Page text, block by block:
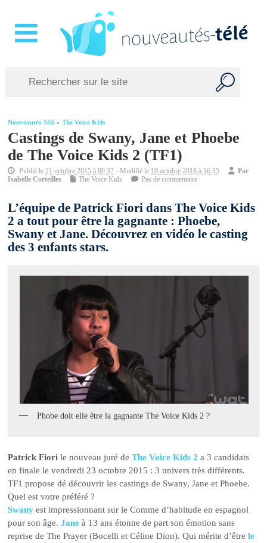
Nouveautés Télé »The Voice Kids
Castings de Swany, Jane et Phoebe
de The Voice Kids 2 (TF1)
Publié le21 octobre 2015 à 09:37 - Modifié le 10 octobre 2018 à 16:15
Par
Isabelle Corteilles
The Voice Kids Pas de commentaire
L’équipe de Patrick Fiori dans The Voice Kids
2 a tout pour être la gagnante : Phoebe,
Swany et Jane. Découvrez en vidéo le casting
des 3 enfants stars.
Phobe doit elle être la gagnante The Voice Kids 2 ?
Patrick Fiori le nouveau juré deThe Voice Kids 2 a 3 candidats
en finale le vendredi 23 octobre 2015 : 3 univers très différents.
TF1 propose dé découvrir les castings de Swany, Jane et Phoebe.
Quel est votre préféré ?
Swany est impressionnant sur le Comme d’habitude en espagnol
pour son âge.Jane à 13 ans étonne de part son émotion sans
reprise de The Prayer (Bocelli et Céline Dion). Qui mérite d’êtrele